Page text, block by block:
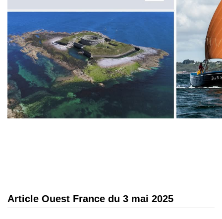
Article Ouest France du 3 mai 2025